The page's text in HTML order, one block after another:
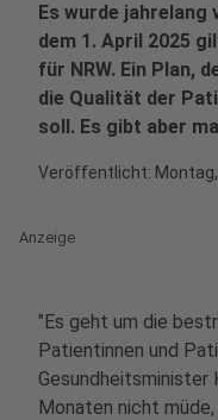
Es wurde jahrelang
dem 1. April 2025
für NRW. Ein Plan,
die Qualität der
soll. Es gibt aber
Veröffentlicht:
Anzeige
"Es geht um die
Patientinnen und
Gesundheitsminister
Monaten nicht